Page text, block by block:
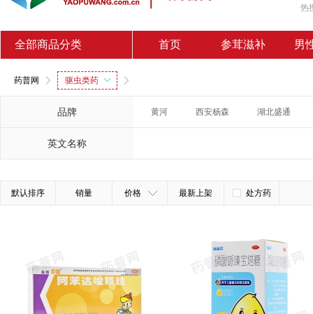
热
全部商品分类 首页 参茸滋补 男
药普网 驱虫类药
品牌 黄河 西安杨森 湖北盛通
英文名称
默认排序 销量 价格 最新上架 处方药